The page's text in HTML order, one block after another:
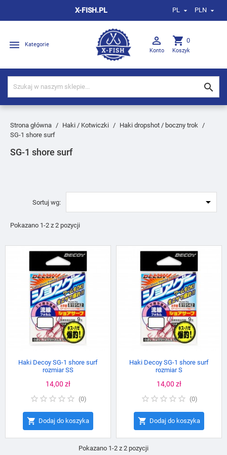
X-FISH.PL PL  PLN 
 Kategorie 
Konto
shopping_cart 0
Koszyk

Strona główna Haki / Kotwiczki
Haki dropshot / boczny trok
SG-1 shore surf
SG-1 shore surf
Sortuj wg: 
Pokazano 1-2 z 2 pozycji
Haki Decoy SG-1 shore surf
rozmiar SS
Cena
14,00 zł
(0)
 Dodaj do koszyka
Haki Decoy SG-1 shore surf
rozmiar S
Cena
14,00 zł
(0)
 Dodaj do koszyka
Pokazano 1-2 z 2 pozycji